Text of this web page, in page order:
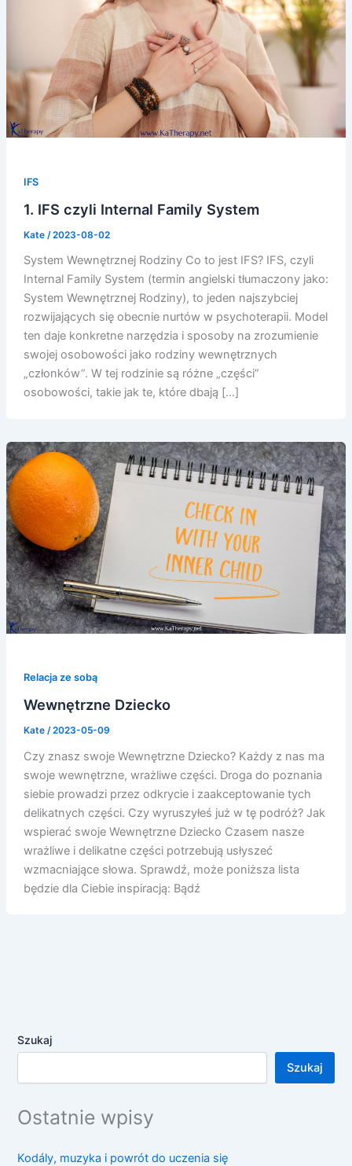
IFS
1. IFS czyli Internal Family System
Kate /2023-08-02
System Wewnętrznej Rodziny Co to jest IFS? IFS, czyli
Internal Family System (termin angielski tłumaczony jako:
System Wewnętrznej Rodziny), to jeden najszybciej
rozwijających się obecnie nurtów w psychoterapii. Model
ten daje konkretne narzędzia i sposoby na zrozumienie
swojej osobowości jako rodziny wewnętrznych
„członków”. W tej rodzinie są różne „części”
osobowości, takie jak te, które dbają […]
Relacja ze sobą
Wewnętrzne Dziecko
Kate /2023-05-09
Czy znasz swoje Wewnętrzne Dziecko? Każdy z nas ma
swoje wewnętrzne, wrażliwe części. Droga do poznania
siebie prowadzi przez odkrycie i zaakceptowanie tych
delikatnych części. Czy wyruszyłeś już w tę podróż? Jak
wspierać swoje Wewnętrzne Dziecko Czasem nasze
wrażliwe i delikatne części potrzebują usłyszeć
wzmacniające słowa. Sprawdź, może poniższa lista
będzie dla Ciebie inspiracją: Bądź
Szukaj
Szukaj
Ostatnie wpisy
Kodály, muzyka i powrót do uczenia się